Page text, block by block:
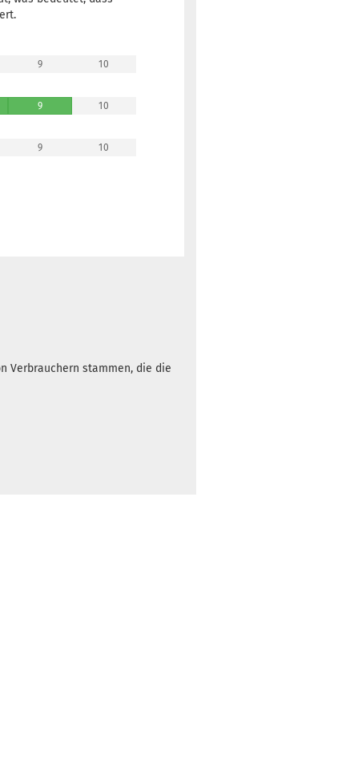
9 10
9 10
9 10
Verbrauchern stammen, die die